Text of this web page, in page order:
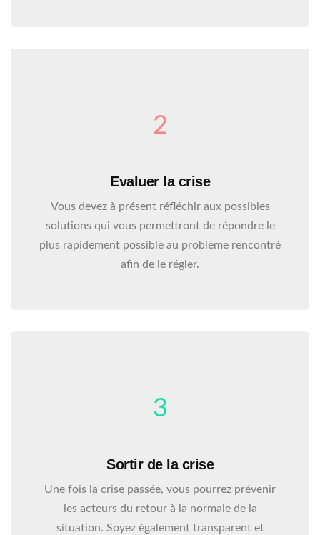
2
Evaluer la crise
Vous devez à présent réfléchir aux possibles
solutions qui vous permettront de répondre le
plus rapidement possible au problème rencontré
afin de le régler.
3
Sortir de la crise
Une fois la crise passée, vous pourrez prévenir
les acteurs du retour à la normale de la
situation. Soyez également transparent et